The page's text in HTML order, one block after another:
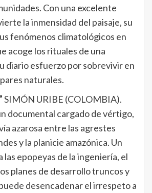
Con una excelente
la inmensidad del paisaje, su
fenómenos climatológicos en
acoge los rituales de una
diario esfuerzo por sobrevivir en
naturales.
SIMÓN URIBE (COLOMBIA).
documental cargado de vértigo,
azarosa entre las agrestes
y la planicie amazónica. Un
las epopeyas de la ingeniería, el
planes de desarrollo truncos y
desencadenar el irrespeto a